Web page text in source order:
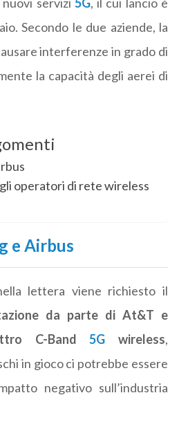
nuovi servizi 5G, il cui lancio è
Secondo le due aziende, la
interferenze in grado di
la capacità degli aerei di
operatori di rete wireless
e Airbus
lettera viene richiesto il
da parte di At&T e
C-Band5G wireless,
in gioco ci potrebbe essere
negativo sull’industria